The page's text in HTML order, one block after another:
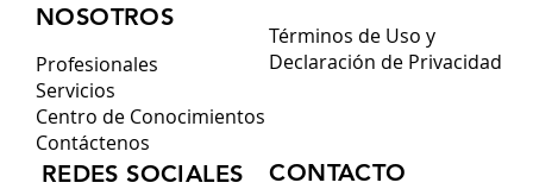
NOSOTROS
Profesionales
Servicios
Centro de Conocimientos
Contáctenos
Términos de Uso y
Declaración de Privacidad
REDES SOCIALES CONTACTO